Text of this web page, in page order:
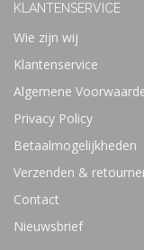
KLANTENSERVICE
Wie zijn wij
Klantenservice
Algemene
Privacy Policy
Betaalmogelijkheden
Verzenden &
Contact
Nieuwsbrief